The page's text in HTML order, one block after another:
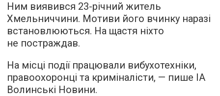
Ним виявився 23-річний житель
Хмельниччини. Мотиви його вчинку наразі
встановлюються. На щастя ніхто
не постраждав.
На місці події працювали вибухотехніки,
правоохоронці та криміналісти, — пише ІА
Волинські Новини.